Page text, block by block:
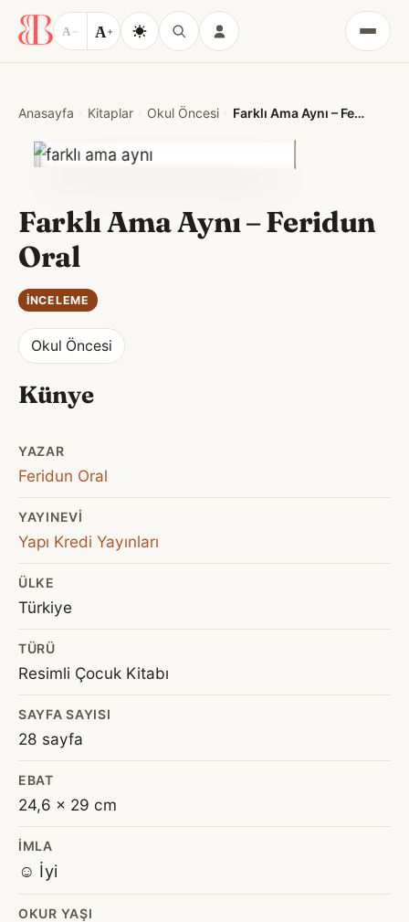
A − A+
Menü
Anasayfa Kitaplar Okul Öncesi Farklı Ama Aynı – Feridun Oral
Farklı Ama Aynı – Feridun
Oral
İNCELEME
Okul Öncesi
Künye
YAZAR
Feridun Oral
YAYINEVI
Yapı Kredi Yayınları
ÜLKE
Türkiye
TÜRÜ
Resimli Çocuk Kitabı
SAYFA SAYISI
28 sayfa
EBAT
24,6 x 29 cm
İMLA
☺️ İyi
OKUR YAŞI